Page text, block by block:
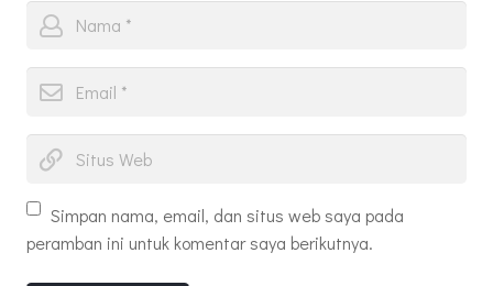
Simpan nama, email, dan situs web saya pada
peramban ini untuk komentar saya berikutnya.